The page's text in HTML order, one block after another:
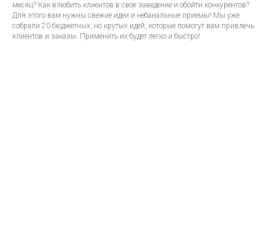
месяц? Как влюбить клиентов в свое заведение и обойти конкурентов?
Для этого вам нужны свежие идеи и небанальные приемы! Мы уже
собрали 20 бюджетных, но крутых идей, которые помогут вам привлечь
клиентов и заказы. Применить их будет легко и быстро!